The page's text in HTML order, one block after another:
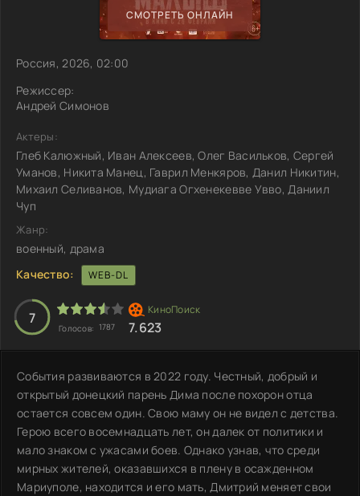
СМОТРЕТЬ ОНЛАЙН
Россия, 2026, 02:00
Режиссер:
Андрей Симонов
Актеры:
Глеб Калюжный, Иван Алексеев, Олег Васильков, Сергей
Уманов, Никита Манец, Гаврил Менкяров, Данил Никитин,
Михаил Селиванов, Мудиага Огхенекевве Увво, Даниил
Чуп
Жанр:
военный, драма
Качество:
WEB-DL
7
Голосов: 1787 7.623
События развиваются в 2022 году. Честный, добрый и
открытый донецкий парень Дима после похорон отца
остается совсем один. Свою маму он не видел с детства.
Герою всего восемнадцать лет, он далек от политики и
мало знаком с ужасами боев. Однако узнав, что среди
мирных жителей, оказавшихся в плену в осажденном
Мариуполе, находится и его мать, Дмитрий меняет свои